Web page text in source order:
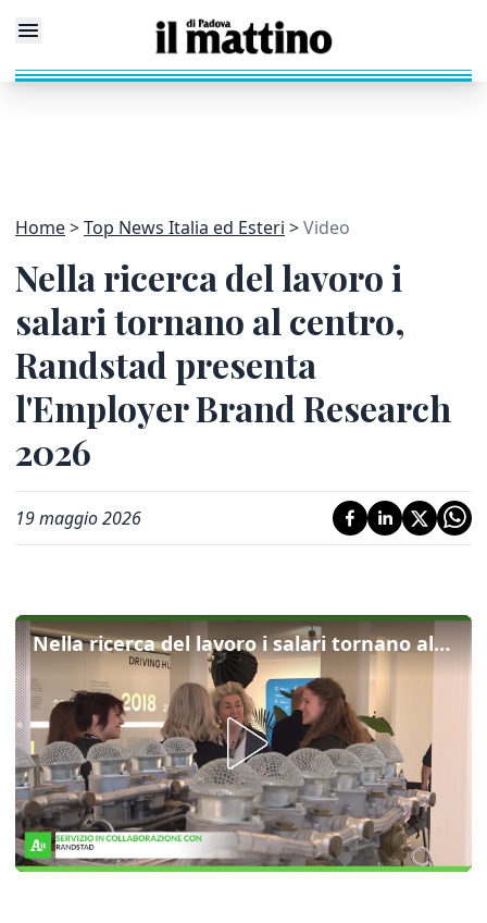
Home Top News Italia ed Esteri Video
Nella ricerca del lavoro i
salari tornano al centro,
Randstad presenta
l'Employer Brand Research
2026
19 maggio 2026
Nella ricerca del lavoro i salari tornano al centro, Randstad presenta l'Employer Brand Research 2026